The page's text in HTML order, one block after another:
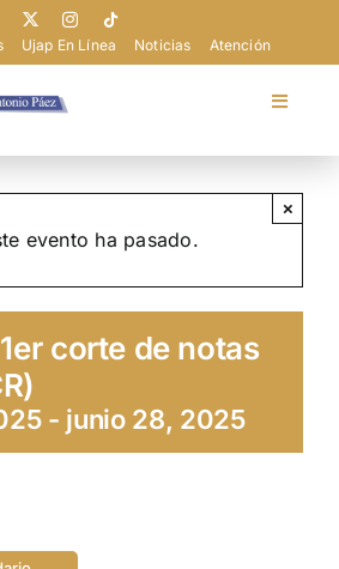
Ujap En Línea Noticias Atención
Toggle
evento ha pasado.
×
corte de notas
- junio 28, 2025